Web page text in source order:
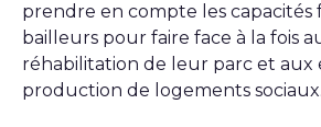
prendre en compte les capacités
bailleurs pour faire face à la fois
réhabilitation de leur parc et aux
production de logements sociaux.